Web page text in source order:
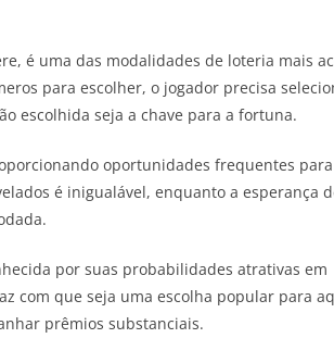
é uma das modalidades de loteria mais
para escolher, o jogador precisa
escolhida seja a chave para a fortuna.
oportunidades frequentes
é inigualável, enquanto a esperança
por suas probabilidades atrativas em
com que seja uma escolha popular para
prêmios substanciais.